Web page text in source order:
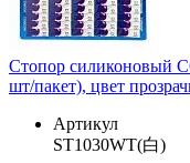
Стопор силиконовый
шт/пакет), цвет
Артикул
ST1030WT(白)